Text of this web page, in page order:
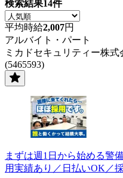
検索結果14件
平均時給2,007円
アルバイト・パート
ミカドセキュリティー株式
(5465593)
まずは週1日から始める警
用実績あり／日払いOK／